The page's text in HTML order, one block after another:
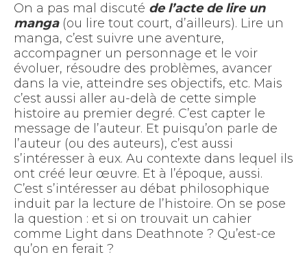
On a pas mal discuté de l’acte de lire un
manga(ou lire tout court, d’ailleurs). Lire un
manga, c’est suivre une aventure,
accompagner un personnage et le voir
évoluer, résoudre des problèmes, avancer
dans la vie, atteindre ses objectifs, etc. Mais
c’est aussi aller au-delà de cette simple
histoire au premier degré. C’est capter le
message de l’auteur. Et puisqu’on parle de
l’auteur (ou des auteurs), c’est aussi
s’intéresser à eux. Au contexte dans lequel ils
ont créé leur œuvre. Et à l’époque, aussi.
C’est s’intéresser au débat philosophique
induit par la lecture de l’histoire. On se pose
la question : et si on trouvait un cahier
comme Light dans Deathnote ? Qu’est-ce
qu’on en ferait ?